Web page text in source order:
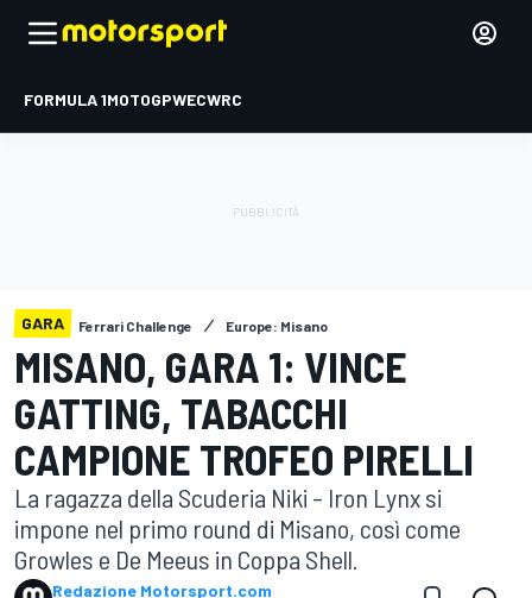
FORMULA 1MOTOGPWECWRC
GARA Ferrari Challenge Europe: Misano
MISANO, GARA 1: VINCE
GATTING, TABACCHI
CAMPIONE TROFEO PIRELLI
La ragazza della Scuderia Niki – Iron Lynx si
impone nel primo round di Misano, così come
Growles e De Meeus in Coppa Shell.
Redazione Motorsport.com